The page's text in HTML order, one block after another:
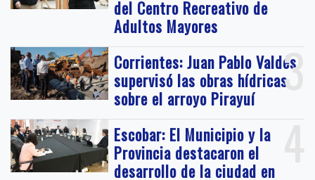
del Centro Recreativo de
Adultos Mayores
3
Corrientes: Juan Pablo Valdés
supervisó las obras hídricas
sobre el arroyo Pirayuí
4
Escobar: El Municipio y la
Provincia destacaron el
desarrollo de la ciudad en